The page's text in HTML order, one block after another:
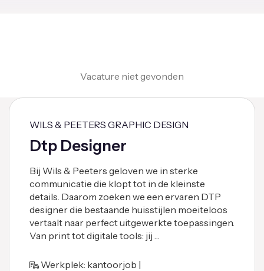
Vacature niet gevonden
WILS & PEETERS GRAPHIC DESIGN
Dtp Designer
Bij Wils & Peeters geloven we in sterke
communicatie die klopt tot in de kleinste
details. Daarom zoeken we een ervaren DTP
designer die bestaande huisstijlen moeiteloos
vertaalt naar perfect uitgewerkte toepassingen.
Van print tot digitale tools: jij …
Werkplek: kantoorjob |